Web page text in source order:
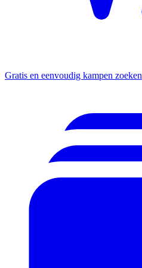
Gratis en eenvoudig kampen zoeken